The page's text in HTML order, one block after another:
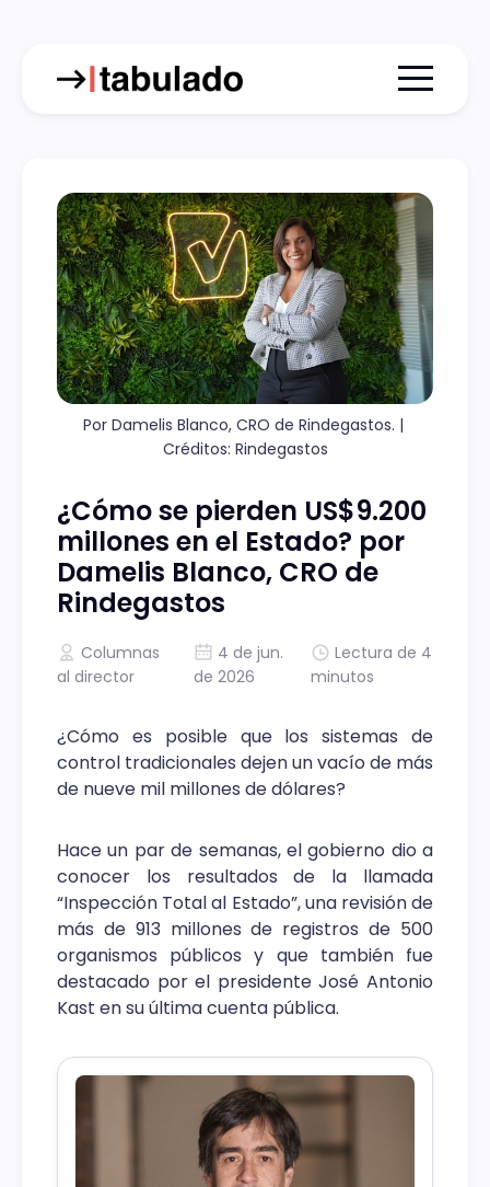
Menu
Por Damelis Blanco, CRO de Rindegastos. |
Créditos: Rindegastos
¿Cómo se pierden US$9.200
millones en el Estado? por
Damelis Blanco, CRO de
Rindegastos
Columnas
al director
4 de jun.
de 2026
Lectura de 4
minutos
¿Cómo es posible que los sistemas de
control tradicionales dejen un vacío de más
de nueve mil millones de dólares?
Hace un par de semanas, el gobierno dio a
conocer los resultados de la llamada
“Inspección Total al Estado”, una revisión de
más de 913 millones de registros de 500
organismos públicos y que también fue
destacado por el presidente José Antonio
Kast en su última cuenta pública.